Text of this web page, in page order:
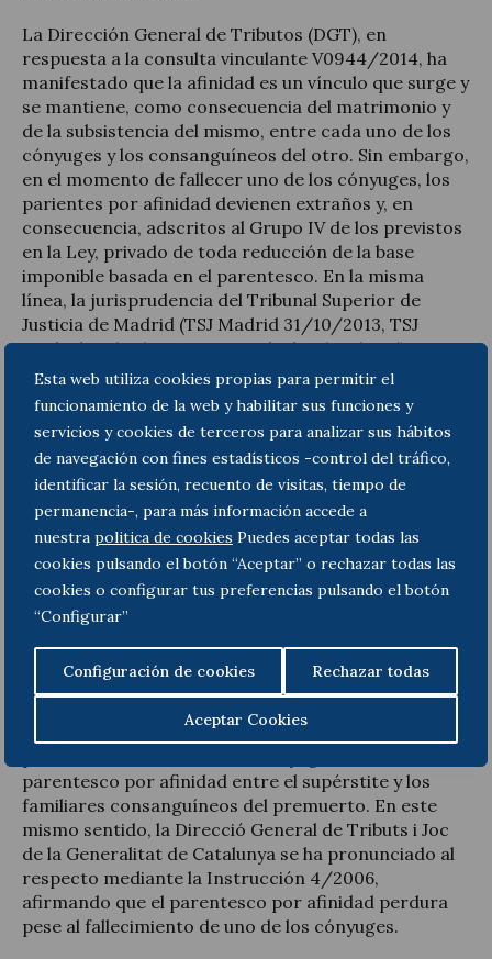
Esta web utiliza cookies propias para permitir el
funcionamiento de la web y habilitar sus funciones y
servicios y cookies de terceros para analizar sus hábitos
de navegación con fines estadísticos -control del tráfico,
identificar la sesión, recuento de visitas, tiempo de
permanencia-, para más información accede a
nuestra politica de cookies Puedes aceptar todas las
cookies pulsando el botón “Aceptar” o rechazar todas las
cookies o configurar tus preferencias pulsando el botón
“Configurar”
Configuración de cookies Rechazar todas
Aceptar Cookies
La Dirección General de Tributos (DGT), en
respuesta a la consulta vinculante V0944/2014, ha
manifestado que la afinidad es un vínculo que surge y
se mantiene, como consecuencia del matrimonio y
de la subsistencia del mismo, entre cada uno de los
cónyuges y los consanguíneos del otro. Sin embargo,
en el momento de fallecer uno de los cónyuges, los
parientes por afinidad devienen extraños y, en
consecuencia, adscritos al Grupo IV de los previstos
en la Ley, privado de toda reducción de la base
imponible basada en el parentesco. En la misma
línea, la jurisprudencia del Tribunal Superior de
Justicia de Madrid (TSJ Madrid 31/10/2013, TSJ
Madrid 07/11/2013 y TSJ Madrid 17/04/2015)
sostiene que el parentesco por afinidad depende de
la subsistencia del matrimonio y afirma que, cuando
se disuelve éste por muerte de uno de los cónyuges,
se extingue el parentesco por afinidad y, como
consecuencia de ello, no ha lugar a aplicar la
reducción de la base imponible por parentesco y
procede, en función de la comunidad autónoma, la
aplicación un coeficiente multiplicador de la cuota
íntegra que puede aumentar considerablemente la
cuota tributaria.
Supremo (TS 18/3/2003 y TS 01/04/2014) y de otros
Tribunales Superiores de Justicia (TSJ Castilla-León
tesis contraria y considera que, pese a la
parentesco por afinidad entre el supérstite y los
familiares consanguíneos del premuerto. En este
mismo sentido, la Direcció General de Tributs i Joc
de la Generalitat de Catalunya se ha pronunciado al
respecto mediante la Instrucción 4/2006,
afirmando que el parentesco por afinidad perdura
pese al fallecimiento de uno de los cónyuges.